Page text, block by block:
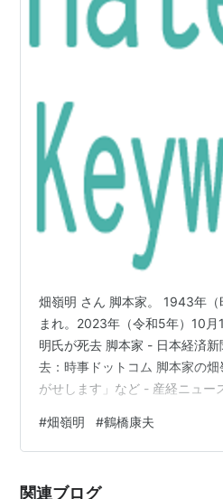
畑嶺明 さん 脚本家。 1943年
まれ。2023年（令和5年）10
明氏が死去 脚本家 - 日本経済
去：時事ドットコム 脚本家の
がせします」など - 産経ニュー
せします」「キッズ・ウォー」
去 脚本家：東京新聞 TOKYO
#畑嶺明 #鶴橋康夫
関連ブログ